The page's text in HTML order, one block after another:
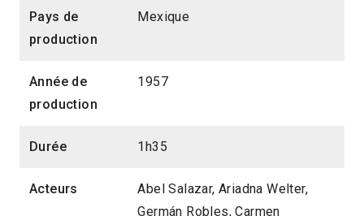
Pays de
production
Mexique
Année de
production
1957
Durée 1h35
Acteurs
Abel Salazar, Ariadna Welter,
Germán Robles, Carmen